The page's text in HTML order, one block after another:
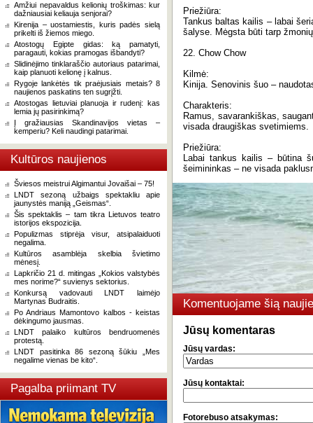
Amžiui nepavaldus kelionių troškimas: kur
dažniausiai keliauja senjorai?
Kirenija – uostamiestis, kuris padės sielą
prikelti iš žiemos miego.
Atostogų Egipte gidas: ką pamatyti,
paragauti, kokias pramogas išbandyti?
Slidinėjimo tinklaraščio autoriaus patarimai,
kaip planuoti kelionę į kalnus.
Rygoje lankėtės tik praėjusiais metais? 8
naujienos paskatins ten sugrįžti.
Atostogas lietuviai planuoja ir rudenį: kas
lemia jų pasirinkimą?
Į gražiausias Skandinavijos vietas –
kemperiu? Keli naudingi patarimai.
Kultūros naujienos
Šviesos meistrui Algimantui Jovaišai – 75!
LNDT sezoną užbaigs spektakliu apie
jaunystės maniją „Geismas“.
Šis spektaklis – tam tikra Lietuvos teatro
istorijos ekspozicija.
Populizmas stiprėja visur, atsipalaiduoti
negalima.
Kultūros asamblėja skelbia švietimo
mėnesį.
Lapkričio 21 d. mitingas „Kokios valstybės
mes norime?“ suvienys sektorius.
Konkursą vadovauti LNDT laimėjo
Martynas Budraitis.
Po Andriaus Mamontovo kalbos - keistas
dėkingumo jausmas.
LNDT palaiko kultūros bendruomenės
protestą.
LNDT pasitinka 86 sezoną šūkiu „Mes
negalime vienas be kito“.
Pagalba priimant TV
Priežiūra:
Tankus baltas kailis – labai
šalyse. Mėgsta būti tarp
22. Chow Chow
Kilmė:
Kinija. Senovinis šuo –
Charakteris:
Ramus, savarankiškas,
visada draugiškas svetimiems.
Priežiūra:
Labai tankus kailis – būtina
šeimininkas – ne visada
Komentuojame šią
Jūsų komentaras
Jūsų vardas:
Jūsų kontaktai:
Fotorebuso atsakymas: